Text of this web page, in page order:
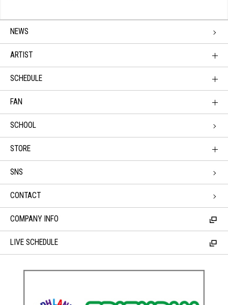
NEWS
ARTIST
SCHEDULE
FAN
SCHOOL
STORE
SNS
CONTACT
COMPANY INFO
LIVE SCHEDULE